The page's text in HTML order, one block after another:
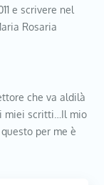
e scrivere nel
Rosaria
che va aldilà
i miei scritti…Il mio
per me è